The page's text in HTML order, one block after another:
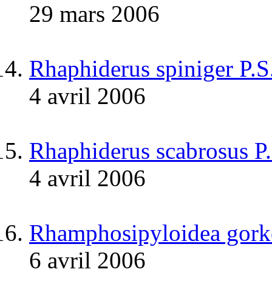
29 mars 2006
Rhaphiderus spiniger
4 avril 2006
Rhaphiderus scabrosus
4 avril 2006
Rhamphosipyloidea
6 avril 2006